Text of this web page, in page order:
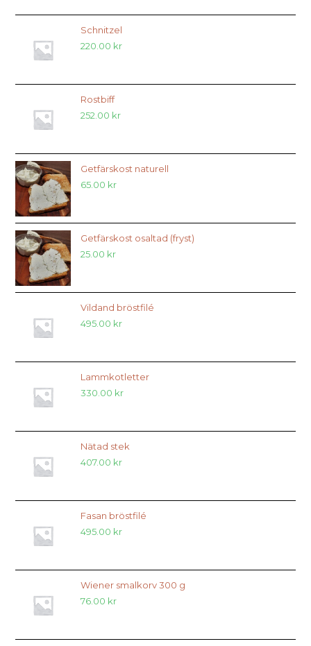
Schnitzel
220.00 kr
Rostbiff
252.00 kr
Getfärskost naturell
65.00 kr
Getfärskost osaltad (fryst)
25.00 kr
Vildand bröstfilé
495.00 kr
Lammkotletter
330.00 kr
Nätad stek
407.00 kr
Fasan bröstfilé
495.00 kr
Wiener smalkorv 300 g
76.00 kr